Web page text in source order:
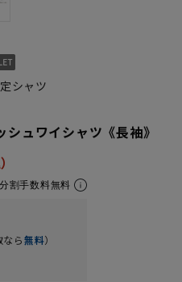
シャツ
ュワイシャツ《長袖》
割手数料無料
ら無料）